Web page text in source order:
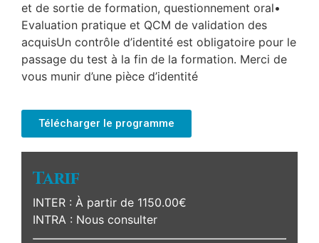
et de sortie de formation, questionnement oral•
Evaluation pratique et QCM de validation des
acquisUn contrôle d’identité est obligatoire pour le
passage du test à la fin de la formation. Merci de
vous munir d’une pièce d’identité
Télécharger le programme
Tarif
INTER : À partir de 1150.00€
INTRA : Nous consulter